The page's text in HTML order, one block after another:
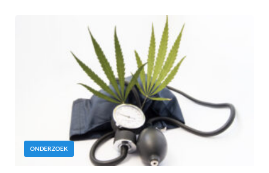
ONDERZOEK